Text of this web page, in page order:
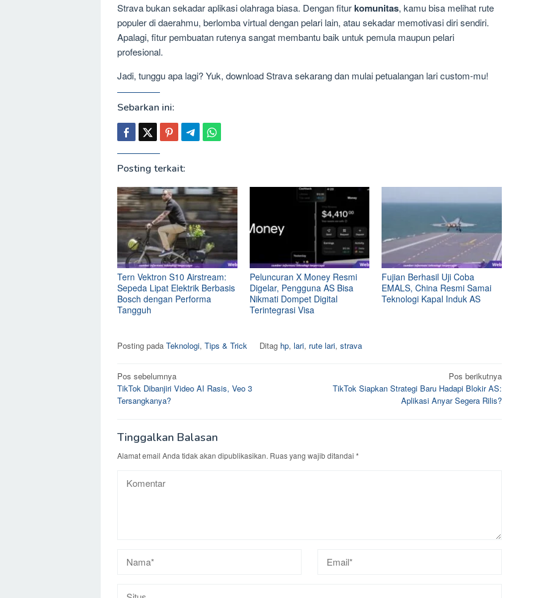
Strava bukan sekadar aplikasi olahraga biasa. Dengan fiturkomunitas, kamu bisa melihat rute
populer di daerahmu, berlomba virtual dengan pelari lain, atau sekadar memotivasi diri sendiri.
Apalagi, fitur pembuatan rutenya sangat membantu baik untuk pemula maupun pelari
profesional.
Jadi, tunggu apa lagi? Yuk, download Strava sekarang dan mulai petualangan lari custom-mu!
Sebarkan ini:
Posting terkait:
Tern Vektron S10 Airstream:
Sepeda Lipat Elektrik Berbasis
Bosch dengan Performa
Tangguh
Peluncuran X Money Resmi
Digelar, Pengguna AS Bisa
Nikmati Dompet Digital
Terintegrasi Visa
Fujian Berhasil Uji Coba
EMALS, China Resmi Samai
Teknologi Kapal Induk AS
Posting pada Teknologi, Tips & Trick Ditag hp, lari, rute lari, strava
Navigasi
pos
Pos sebelumnya
TikTok Dibanjiri Video AI Rasis, Veo 3
Tersangkanya?
Pos berikutnya
TikTok Siapkan Strategi Baru Hadapi Blokir AS:
Aplikasi Anyar Segera Rilis?
Tinggalkan Balasan
Alamat email Anda tidak akan dipublikasikan. Ruas yang wajib ditandai *